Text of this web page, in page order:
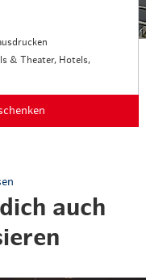
& Theater, Hotels,
auch